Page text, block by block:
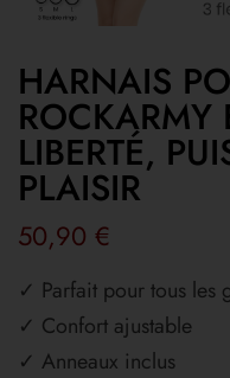
HARNAIS
LIBERTÉ,
PLAISIR
50,90 €
✓ Parfait pour tous les
✓ Confort ajustable
✓ Anneaux inclus